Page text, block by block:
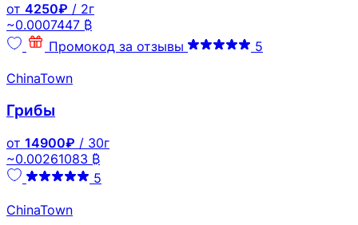
от 4250₽ / 2г
~0.0007447 ₿
Промокод за отзывы
5
ChinaTown
Грибы
от 14900₽ / 30г
~0.00261083 ₿
5
ChinaTown